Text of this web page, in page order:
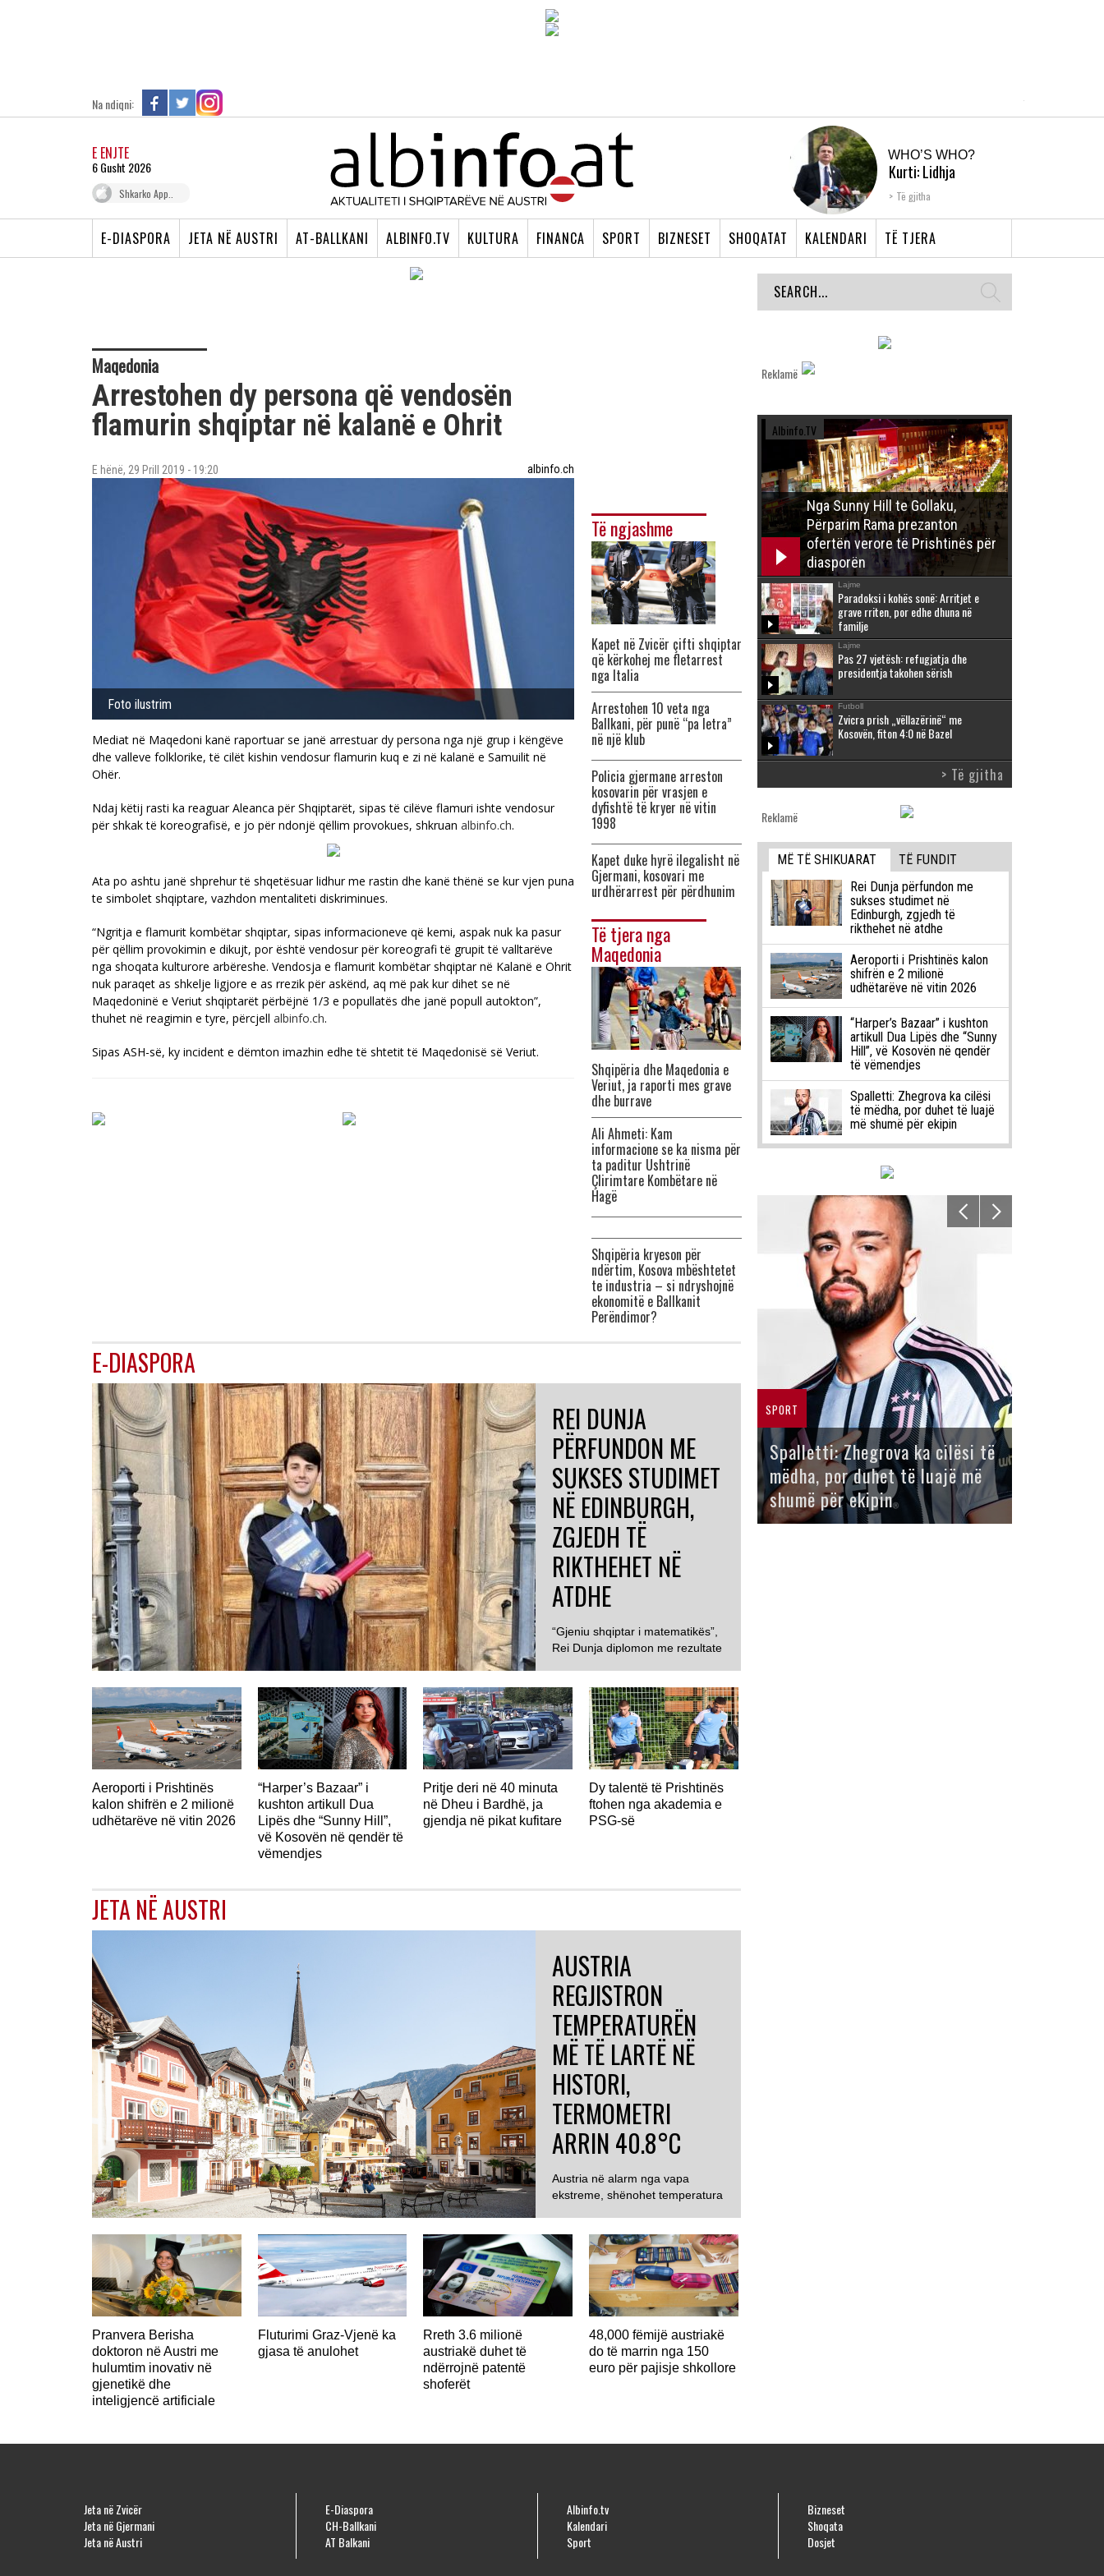
Na ndiqni:
E ENJTE
6 Gusht 2026
Shkarko App..
WHO’S WHO?
Kurti: Lidhja
Shqiptare e Prizrenit,
Të gjitha
E-DIASPORA JETA NË AUSTRI AT-BALLKANI ALBINFO.TV KULTURA FINANCA SPORT BIZNESET SHOQATAT KALENDARI TË TJERA
Maqedonia
Arrestohen dy persona që vendosën
flamurin shqiptar në kalanë e Ohrit
E hënë, 29 Prill 2019 - 19:20 albinfo.ch
Foto ilustrim
Mediat në Maqedoni kanë raportuar se janë arrestuar dy persona nga një grup i këngëve
dhe valleve folklorike, të cilët kishin vendosur flamurin kuq e zi në kalanë e Samuilit në
Ohër.
Ndaj këtij rasti ka reaguar Aleanca për Shqiptarët, sipas të cilëve flamuri ishte vendosur
për shkak të koreografisë, e jo për ndonjë qëllim provokues, shkruan albinfo.ch.
Ata po ashtu janë shprehur të shqetësuar lidhur me rastin dhe kanë thënë se kur vjen puna
te simbolet shqiptare, vazhdon mentaliteti diskriminues.
“Ngritja e flamurit kombëtar shqiptar, sipas informacioneve që kemi, aspak nuk ka pasur
për qëllim provokimin e dikujt, por është vendosur për koreografi të grupit të valltarëve
nga shoqata kulturore arbëreshe. Vendosja e flamurit kombëtar shqiptar në Kalanë e Ohrit
nuk paraqet as shkelje ligjore e as rrezik për askënd, aq më pak kur dihet se në
Maqedoninë e Veriut shqiptarët përbëjnë 1/3 e popullatës dhe janë popull autokton”,
thuhet në reagimin e tyre, përcjell albinfo.ch.
Sipas ASH-së, ky incident e dëmton imazhin edhe të shtetit të Maqedonisë së Veriut.
Të ngjashme
Kapet në Zvicër çifti shqiptar
që kërkohej me fletarrest
nga Italia
Arrestohen 10 veta nga
Ballkani, për punë “pa letra”
në një klub
Policia gjermane arreston
kosovarin për vrasjen e
dyfishtë të kryer në vitin
1998
Kapet duke hyrë ilegalisht në
Gjermani, kosovari me
urdhërarrest për përdhunim
Të tjera nga
Maqedonia
Shqipëria dhe Maqedonia e
Veriut, ja raporti mes grave
dhe burrave
Ali Ahmeti: Kam
informacione se ka nisma për
ta paditur Ushtrinë
Çlirimtare Kombëtare në
Hagë
Shqipëria kryeson për
ndërtim, Kosova mbështetet
te industria – si ndryshojnë
ekonomitë e Ballkanit
Perëndimor?
E-DIASPORA
REI DUNJA
PËRFUNDON ME
SUKSES STUDIMET
NË EDINBURGH,
ZGJEDH TË
RIKTHEHET NË
ATDHE
“Gjeniu shqiptar i matematikës”,
Rei Dunja diplomon me rezultate
Aeroporti i Prishtinës
kalon shifrën e 2 milionë
udhëtarëve në vitin 2026
“Harper’s Bazaar” i
kushton artikull Dua
Lipës dhe “Sunny Hill”,
vë Kosovën në qendër të
vëmendjes
Pritje deri në 40 minuta
në Dheu i Bardhë, ja
gjendja në pikat kufitare
Dy talentë të Prishtinës
ftohen nga akademia e
PSG-së
JETA NË AUSTRI
AUSTRIA
REGJISTRON
TEMPERATURËN
MË TË LARTË NË
HISTORI,
TERMOMETRI
ARRIN 40.8°C
Austria në alarm nga vapa
ekstreme, shënohet temperatura
AUSTRI
Pranvera Berisha
doktoron në Austri me
hulumtim inovativ në
gjenetikë dhe
inteligjencë artificiale
Fluturimi Graz-Vjenë ka
gjasa të anulohet
Rreth 3.6 milionë
austriakë duhet të
ndërrojnë patentë
shoferët
48,000 fëmijë austriakë
do të marrin nga 150
euro për pajisje shkollore
Reklamë
Albinfo.TV
Nga Sunny Hill te Gollaku,
Përparim Rama prezanton
ofertën verore të Prishtinës për
diasporën
Lajme
Paradoksi i kohës sonë: Arritjet e
grave rriten, por edhe dhuna në
familje
Lajme
Pas 27 vjetësh: refugjatja dhe
presidentja takohen sërish
Futboll
Zvicra prish „vëllazërinë“ me
Kosovën, fiton 4:0 në Bazel
> Të gjitha
Reklamë
MË TË SHIKUARAT
TË FUNDIT
Rei Dunja përfundon me
sukses studimet në
Edinburgh, zgjedh të
rikthehet në atdhe
Aeroporti i Prishtinës kalon
shifrën e 2 milionë
udhëtarëve në vitin 2026
“Harper’s Bazaar” i kushton
artikull Dua Lipës dhe “Sunny
Hill”, vë Kosovën në qendër
të vëmendjes
Spalletti: Zhegrova ka cilësi
të mëdha, por duhet të luajë
më shumë për ekipin
SPORT
Spalletti: Zhegrova ka cilësi të
mëdha, por duhet të luajë më
shumë për ekipin
Jeta në Zvicër
Jeta në Gjermani
Jeta në Austri
E-Diaspora
CH-Ballkani
AT Balkani
Albinfo.tv
Kalendari
Sport
Bizneset
Shoqata
Dosjet